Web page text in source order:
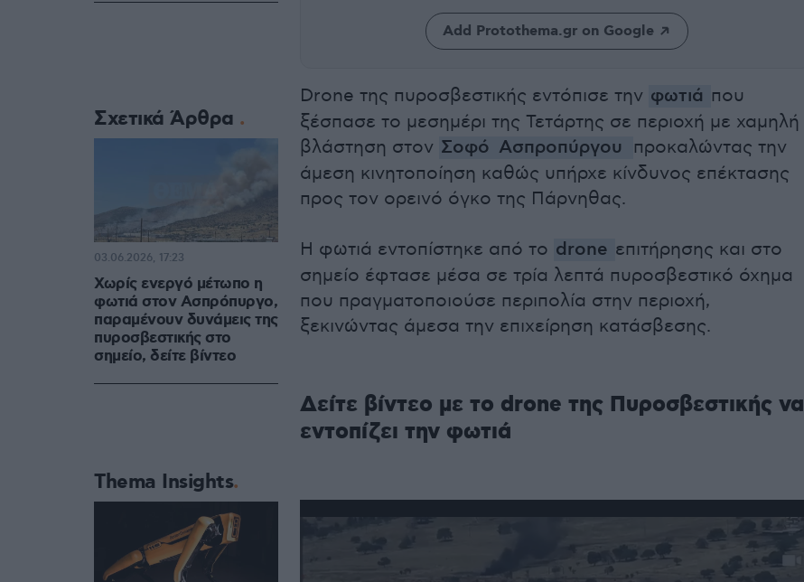
Add Protothema.gr on Google
Drone της πυροσβεστικής εντόπισε την φωτιά που
ξέσπασε το μεσημέρι της Τετάρτης σε περιοχή με χαμηλή
βλάστηση στον Σοφό Ασπροπύργου
προκαλώντας την
άμεση κινητοποίηση καθώς υπήρχε κίνδυνος επέκτασης
προς τον ορεινό όγκο της Πάρνηθας.
Η φωτιά εντοπίστηκε από το drone επιτήρησης και στο
σημείο έφτασε μέσα σε τρία λεπτά πυροσβεστικό όχημα
που πραγματοποιούσε περιπολία στην περιοχή,
ξεκινώντας άμεσα την επιχείρηση κατάσβεσης.
Δείτε βίντεο με το drone της Πυροσβεστικής να
εντοπίζει την φωτιά
Σχετικά Άρθρα
Χωρίς ενεργό μέτωπο η
φωτιά στον Ασπρόπυργο,
παραμένουν δυνάμεις της
πυροσβεστικής στο
σημείο, δείτε βίντεο
03.06.2026, 17:23
Thema Insights